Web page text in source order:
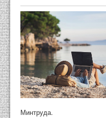
Минтруда.